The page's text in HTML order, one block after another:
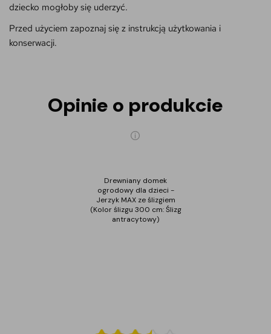
dziecko mogłoby się uderzyć.
Przed użyciem zapoznaj się z instrukcją użytkowania i
konserwacji.
Opinie o produkcie
Drewniany domek
ogrodowy dla dzieci -
Jerzyk MAX ze ślizgiem
(Kolor ślizgu 300 cm: Ślizg
antracytowy)